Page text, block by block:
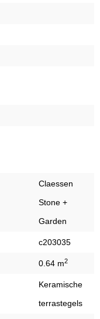
Claessen
Stone +
Garden
c203035
0.64 m2
Keramische
terrastegels